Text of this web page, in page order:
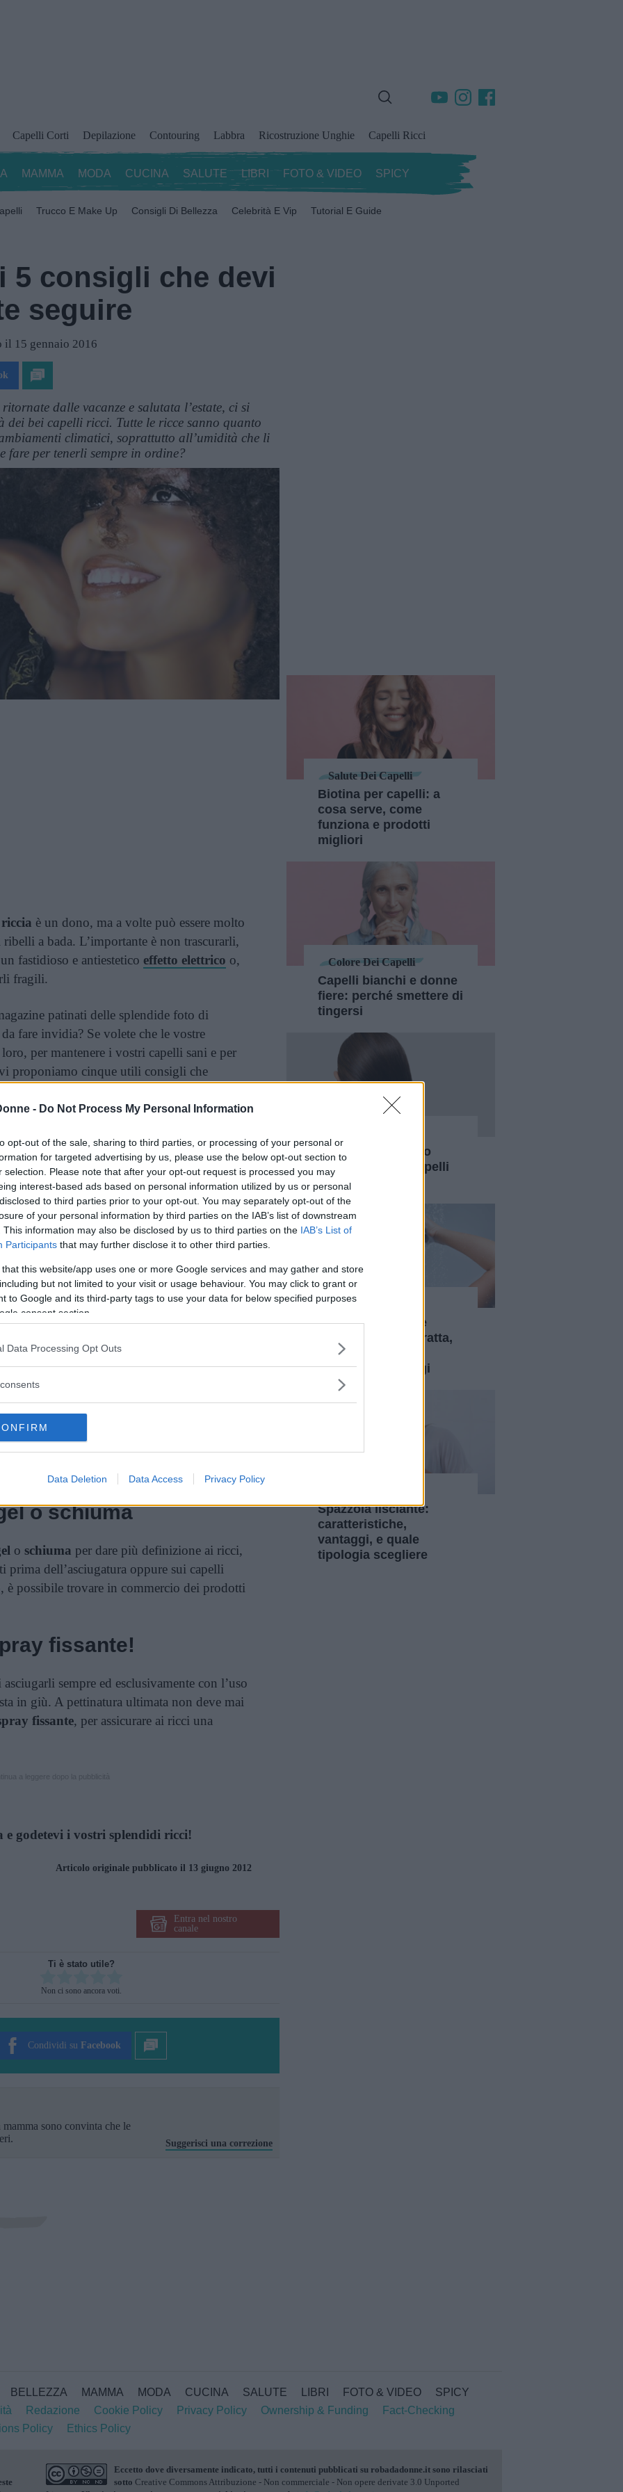
- Do Not Process My Personal Information
opt-out of the sale, sharing to third parties, or processing of your personal or
for targeted advertising by us, please use the below opt-out section to
selection. Please note that after your opt-out request is processed you may
interest-based ads based on personal information utilized by us or personal
to third parties prior to your opt-out. You may separately opt-out of the
of your personal information by third parties on the IAB’s list of downstream
This information may also be disclosed by us to third parties on the IAB’s List of
Participants that may further disclose it to other third parties.
that this website/app uses one or more Google services and may gather and store
but not limited to your visit or usage behaviour. You may click to grant or
to Google and its third-party tags to use your data for below specified purposes
consent section.
Data Processing Opt Outs
Data Deletion Data Access Privacy Policy
Capelli Corti Depilazione Contouring Labbra Ricostruzione Unghie Capelli Ricci
MAMMA MODA CUCINA SALUTE LIBRI FOTO & VIDEO SPICY
Trucco E Make Up Consigli Di Bellezza Celebrità E Vip Tutorial E Guide
5 consigli che devi
seguire
il 15 gennaio 2016
dalle vacanze e salutata l’estate, ci si
bei capelli ricci. Tutte le ricce sanno quanto
climatici, soprattutto all’umidità che li
fare per tenerli sempre in ordine?
è un dono, ma a volte può essere molto
a bada. L’importante è non trascurarli,
fastidioso e antiestetico effetto elettrico o,
fragili.
patinati delle splendide foto di
fare invidia? Se volete che le vostre
per mantenere i vostri capelli sani e per
proponiamo cinque utili consigli che
spesso
i capelli molto spesso, due/tre volte alla
rischia diindebolirlio renderli molto fragili.
e prodotti appositi per
idratantecontenente olii, ad esempio
commercio inoltre esistono vari prodotti
maschere nutrienti per dare lucentezza
ricci quando sono già asciutti! I capelli
sono ancora bagnati e usando
per evitare che si elettrizzino.
o schiuma
o schiuma per dare più definizione ai ricci,
prima dell’asciugatura oppure sui capelli
è possibile trovare in commercio dei prodotti
fissante!
sempre ed esclusivamente con l’uso
in giù. A pettinatura ultimata non deve mai
fissante, per assicurare ai ricci una
e godetevi i vostri splendidi ricci!
Articolo originale pubblicato il 13 giugno 2012
Entra nel nostro
canale
Ti è stato utile?
Non ci sono ancora voti.
Condividi su Facebook
sono convinta che le
Suggerisci una correzione
Salute Dei Capelli
Biotina per capelli: a
cosa serve, come
funziona e prodotti
migliori
Colore Dei Capelli
Capelli bianchi e donne
fiere: perché smettere di
tingersi
Bond builder: ecco
come rendere i capelli
sani e luminosi
Capelli
Doppia detersione
capelli: di che si tratta,
come si effettua,
benefici e vantaggi
Spazzola lisciante:
caratteristiche,
vantaggi, e quale
tipologia scegliere
BELLEZZA MAMMA MODA CUCINA SALUTE LIBRI FOTO & VIDEO
SPICY
Redazione Cookie Policy Privacy Policy Ownership & Funding
Fact-Checking
Policy
Ethics Policy
Eccetto dove diversamente indicato, tutti i contenuti pubblicati su robadadonne.it sono rilasciati
sotto Creative Commons Attribuzione - Non commerciale - Non opere derivate 3.0 Unported